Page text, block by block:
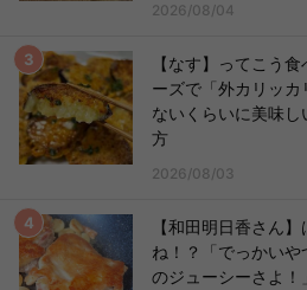
2026/08/04
【なす】ってこう
ーズで「外カリッ
ないくらいに美味
方
2026/08/03
【和田明日香さん
ね！？「でっかいや
のジューシーさよ